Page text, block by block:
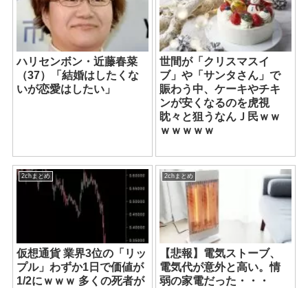
ハリセンボン・近藤春菜
（37）「結婚はしたくな
いが恋愛はしたい」
世間が「クリスマスイ
ブ」や「サンタさん」で
賑わう中、ケーキやチキ
ンが安くなるのを虎視
眈々と狙うなんＪ民ｗｗ
ｗｗｗｗｗ
2chまとめ
仮想通貨 業界3位の「リッ
プル」わずか1日で価値が
1/2にｗｗｗ 多くの死者が
2chまとめ
【悲報】電気ストーブ、
電気代が意外と高い。情
弱の家電だった・・・